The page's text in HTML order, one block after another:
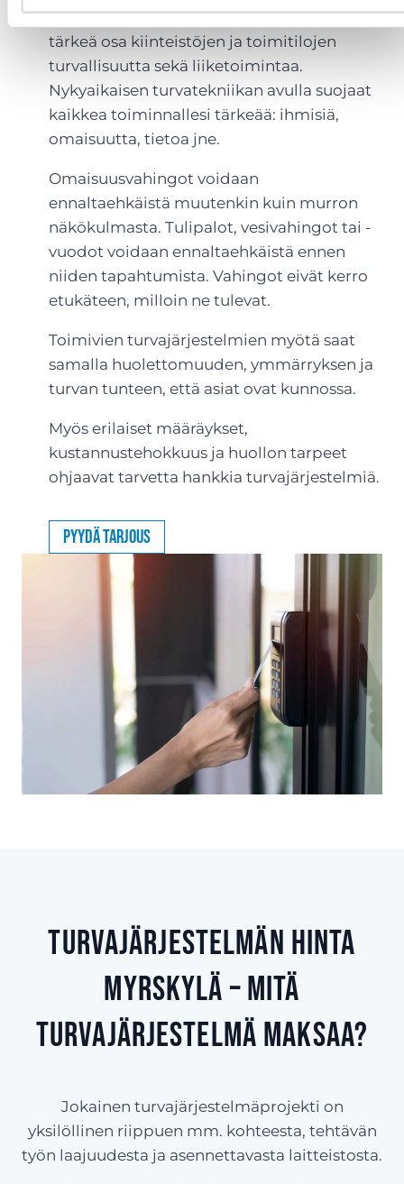
Erilaiset turvatekniikan järjestelmät ovat
tärkeä osa kiinteistöjen ja toimitilojen
turvallisuutta sekä liiketoimintaa.
Nykyaikaisen turvatekniikan avulla suojaat
kaikkea toiminnallesi tärkeää: ihmisiä,
omaisuutta, tietoa jne.
Omaisuusvahingot voidaan
ennaltaehkäistä muutenkin kuin murron
näkökulmasta. Tulipalot, vesivahingot tai -
vuodot voidaan ennaltaehkäistä ennen
niiden tapahtumista. Vahingot eivät kerro
etukäteen, milloin ne tulevat.
Toimivien turvajärjestelmien myötä saat
samalla huolettomuuden, ymmärryksen ja
turvan tunteen, että asiat ovat kunnossa.
Myös erilaiset määräykset,
kustannustehokkuus ja huollon tarpeet
ohjaavat tarvetta hankkia turvajärjestelmiä.
Pyydä tarjous
Turvajärjestelmän hinta
Myrskylä – Mitä
turvajärjestelmä maksaa?
Jokainen turvajärjestelmäprojekti on
yksilöllinen riippuen mm. kohteesta, tehtävän
työn laajuudesta ja asennettavasta laitteistosta.